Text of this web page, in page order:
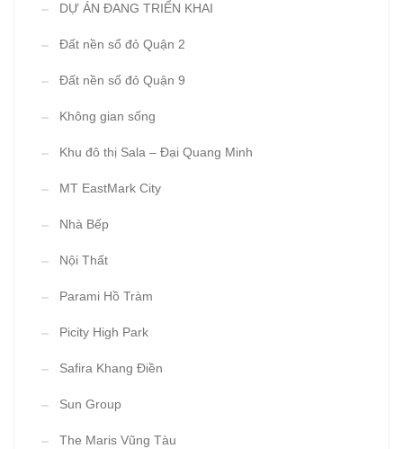
DỰ ÁN ĐANG TRIỂN KHAI
Đất nền sổ đỏ Quận 2
Đất nền sổ đỏ Quận 9
Không gian sống
Khu đô thị Sala – Đại Quang Minh
MT EastMark City
Nhà Bếp
Nội Thất
Parami Hồ Tràm
Picity High Park
Safira Khang Điền
Sun Group
The Maris Vũng Tàu